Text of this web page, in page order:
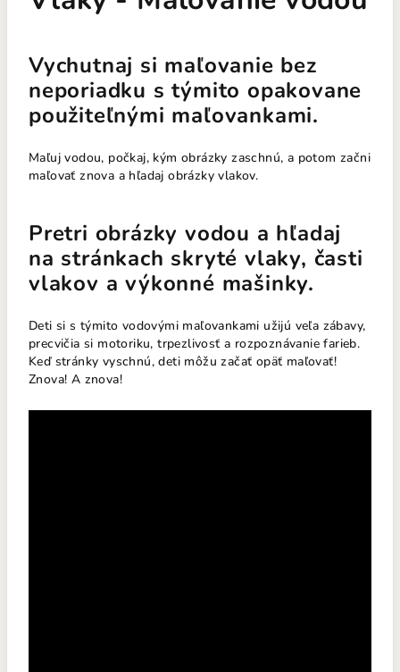
Vychutnaj si maľovanie bez
neporiadku s týmito opakovane
použiteľnými maľovankami.
Maľuj vodou, počkaj, kým obrázky zaschnú, a potom začni
maľovať znova a hľadaj obrázky vlakov.
Pretri obrázky vodou a hľadaj
na stránkach skryté vlaky, časti
vlakov a výkonné mašinky.
Deti si s týmito vodovými maľovankami užijú veľa zábavy,
precvičia si motoriku, trpezlivosť a rozpoznávanie farieb.
Keď stránky vyschnú, deti môžu začať opäť maľovať!
Znova! A znova!